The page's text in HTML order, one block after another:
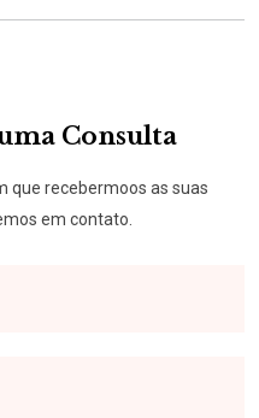
Consulta
que recebermoos as suas
em contato.